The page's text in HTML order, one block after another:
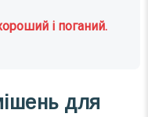
і поганий.
для